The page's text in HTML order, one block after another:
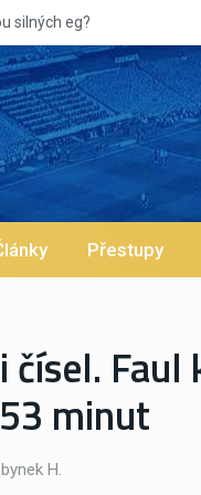
Vypískaný Vinícius!
Přestupy
minut
H.